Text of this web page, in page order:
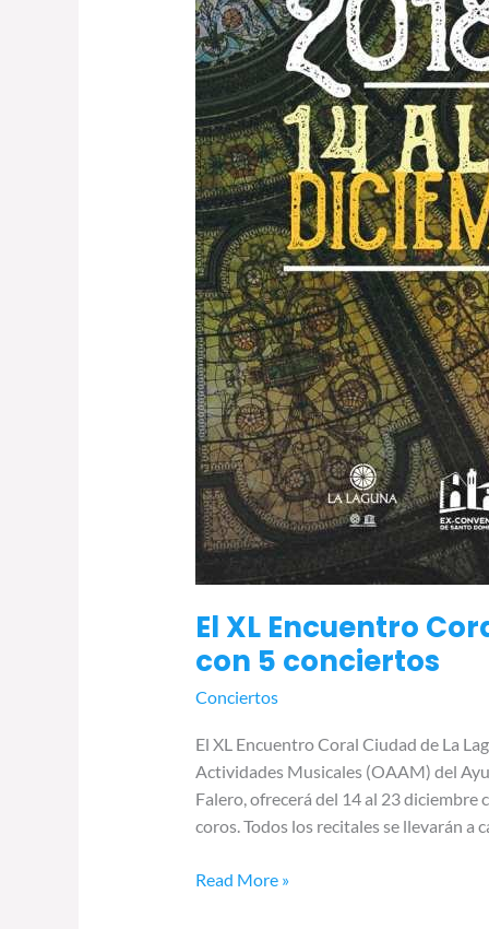
El XL Encuentro
con 5 conciertos
Conciertos
El XL Encuentro Coral Ciudad de La
Actividades Musicales (OAAM) del
Falero, ofrecerá del 14 al 23
coros. Todos los recitales se llevarán a
Read More »